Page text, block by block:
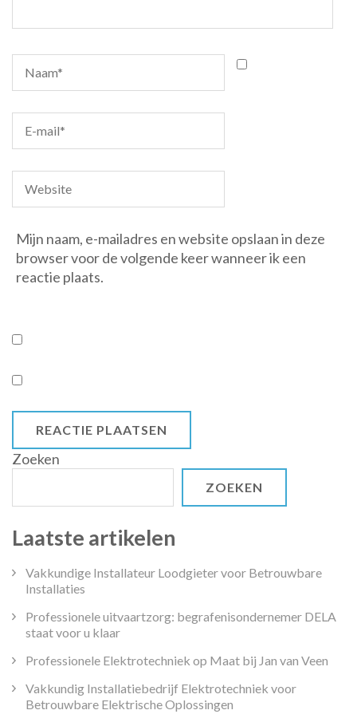
Mijn naam, e-mailadres en website opslaan in deze
browser voor de volgende keer wanneer ik een
reactie plaats.
Zoeken
ZOEKEN
Laatste artikelen
Vakkundige Installateur Loodgieter voor Betrouwbare
Installaties
Professionele uitvaartzorg: begrafenisondernemer DELA
staat voor u klaar
Professionele Elektrotechniek op Maat bij Jan van Veen
Vakkundig Installatiebedrijf Elektrotechniek voor
Betrouwbare Elektrische Oplossingen